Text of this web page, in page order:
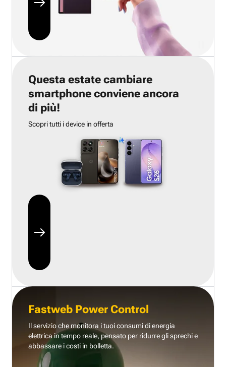
Questa estate cambiare
smartphone conviene ancora
di più!
Scopri tutti i device in offerta
Fastweb Power Control
Il servizio che monitora i tuoi consumi di energia
elettrica in tempo reale, pensato per ridurre gli sprechi e
abbassare i costi in bolletta.